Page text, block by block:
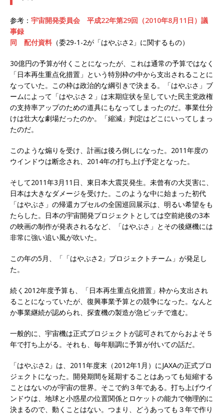
参考： 宇宙開発委員会 平成22年第29回（2010年8月11日）議
事録
同 配付資料 （委29-1-2が「はやぶさ2」に関するもの）
30億円の予算が付くことになったが、これは通常の予算ではなく
「日本再生重点化措置」という特別枠の中から支出されることに
なっていた。この枠は政治的な綱引きで決まる。「はやぶさ」ブ
ームによって「はやぶさ２」は末期症状を呈していた民主党政権
の支持率アップのための道具にもなってしまったのだ。事業仕分
けは壮大な劇場だったのか。「縮減」判定はどこにいってしまっ
たのだ。
このような煽りを受け、計画は後ろ倒しになった。2011年度の
ウインドウは断念され、2014年の打ち上げ予定となった。
そして2011年3月11日、東日本大震災発生。未曾有の大災害に、
日本は大きなダメージを受けた。このような中に始まった初代
「はやぶさ」の帰還カプセルの全国巡回展示は、明るい希望をも
たらした。日本の宇宙開発プロジェクトとしては空前絶後の3本
の映画の制作が発表されるなど、「はやぶさ」とその後継機には
非常に強い追い風が吹いた。
この年の5月、「「はやぶさ2」プロジェクトチーム」が発足し
た。
続く2012年度予算も、「日本再生重点化措置」枠から支出され
ることになっていたが、復興事業予算との競争になった。なんと
か事業継続が認められ、探査機の製造が急ピッチで進む。
一般的に、宇宙機は正式プロジェクトが認可されてからおよそ５
年で打ち上がる。それも、毎年順調に予算が付いての話だ。
「はやぶさ2」は、2011年度末（2012年1月）にJAXAの正式プロ
ジェクトになった。開発期間を延期することはあっても短縮する
ことはないのが宇宙の世界。そこで約３年である。打ち上げウイ
ンドウは、地球と小惑星の位置関係とロケットの能力で物理的に
決まるので、動くことはない。つまり、どうあっても３年で作り